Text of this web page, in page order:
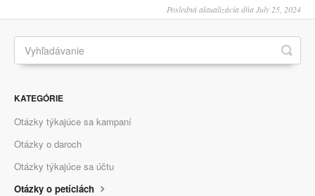
Posledná aktualizácia dňa July 25, 2024
KATEGÓRIE
Otázky týkajúce sa kampaní
Otázky o daroch
Otázky týkajúce sa účtu
Otázky o petíciách